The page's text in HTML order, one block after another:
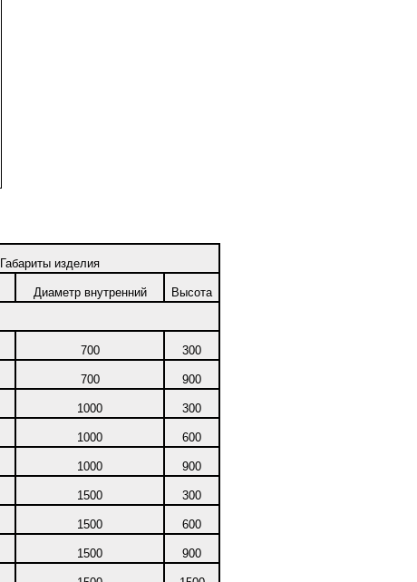
Габариты изделия
Диаметр внутренний Высота
700 300
700 900
1000 300
1000 600
1000 900
1500 300
1500 600
1500 900